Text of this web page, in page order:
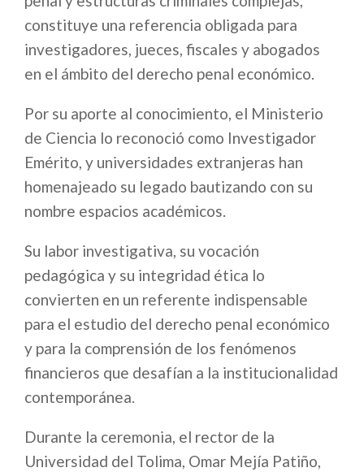
constituye una referencia obligada para
investigadores, jueces, fiscales y abogados
en el ámbito del derecho penal económico.
Por su aporte al conocimiento, el Ministerio
de Ciencia lo reconoció como Investigador
Emérito, y universidades extranjeras han
homenajeado su legado bautizando con su
nombre espacios académicos.
Su labor investigativa, su vocación
pedagógica y su integridad ética lo
convierten en un referente indispensable
para el estudio del derecho penal económico
y para la comprensión de los fenómenos
financieros que desafían a la institucionalidad
contemporánea.
Durante la ceremonia, el rector de la
Universidad del Tolima, Omar Mejía Patiño,